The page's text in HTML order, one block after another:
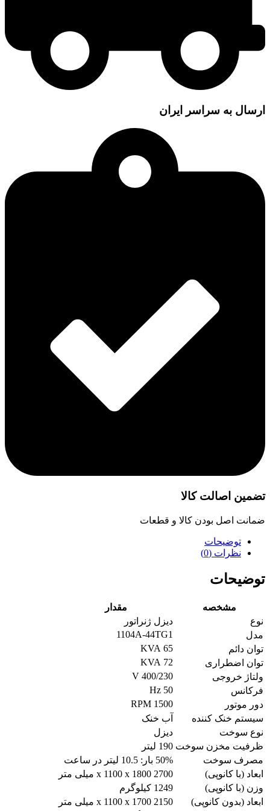
ارسال به سراسر ایران
تضمین اصالت کالا
ضمانت اصل بودن کالا و قطعات
توضیحات
نظرات (0)
توضیحات
مشخصه
مقدار
نوع
دیزل ژنراتور
مدل
1104A-44TG1
توان دائم
65 KVA
توان اضطراری
72 KVA
ولتاژ خروجی
400/230 V
فرکانس
50 Hz
دور موتور
1500 RPM
سیستم خنک کننده
آب خنک
نوع سوخت
دیزل
ظرفیت مخزن سوخت 190 لیتر
مصرف سوخت
50% بار: 10.5 لیتر در ساعت
ابعاد (با کانوپی)
2700 x 1100 x 1800 میلی متر
وزن (با کانوپی)
1249 کیلوگرم
ابعاد (بدون کانوپی)
2150 x 1100 x 1700 میلی متر